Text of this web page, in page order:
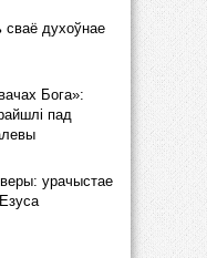
сваё духоўнае
Бога»:
пад
урачыстае